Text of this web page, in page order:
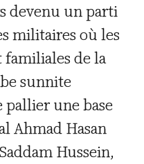
devenu un parti
militaires où les
familiales de la
sunnite
une base
Ahmad Hasan
Hussein,